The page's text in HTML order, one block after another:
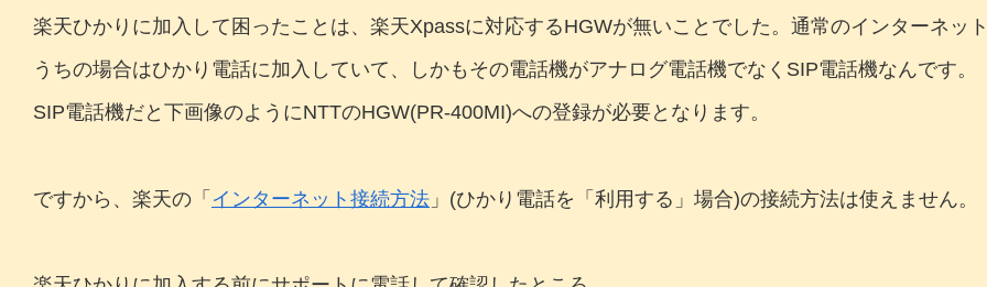
楽天ひかりに加入して困ったことは、楽天Xpassに対応するHGWが無いことでした。通常のインターネッ
うちの場合はひかり電話に加入していて、しかもその電話機がアナログ電話機でなくSIP電話機なんです。
SIP電話機だと下画像のようにNTTのHGW(PR-400MI)への登録が必要となります。
ですから、楽天の「 インターネット接続方法 」(ひかり電話を「利用する」場合)の接続方法は使えません。